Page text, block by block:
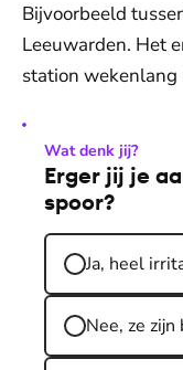
Bijvoorbeeld
Leeuwarden. Het
station wekenlang
Wat denk jij?
Erger jij je
spoor?
Ja, heel
Nee, ze